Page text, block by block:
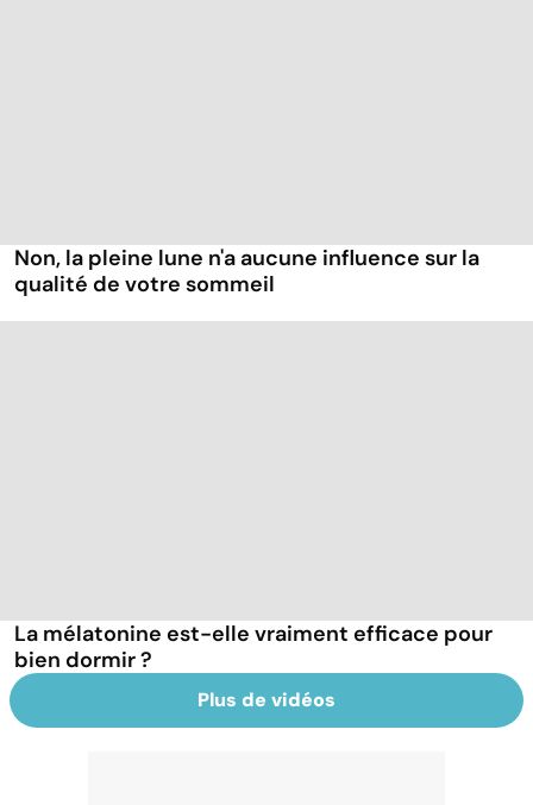
Non, la pleine lune n'a aucune influence sur la
qualité de votre sommeil
La mélatonine est-elle vraiment efficace pour
bien dormir ?
Plus de vidéos